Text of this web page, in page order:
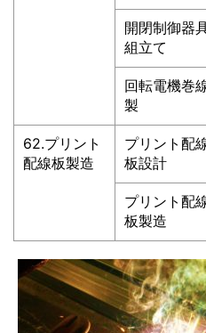
開閉制御器
組立て
回転電機巻
製
62.プリント
配線板製造
プリント配
板設計
プリント配
板製造